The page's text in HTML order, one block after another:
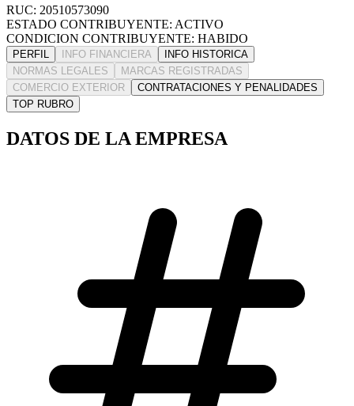
RUC: 20510573090
ESTADO CONTRIBUYENTE: ACTIVO
CONDICION CONTRIBUYENTE: HABIDO
PERFIL INFO FINANCIERA
INFO HISTORICA
NORMAS LEGALES
MARCAS REGISTRADAS
COMERCIO EXTERIOR
CONTRATACIONES Y PENALIDADES
TOP RUBRO
DATOS DE LA EMPRESA